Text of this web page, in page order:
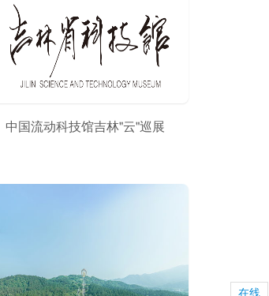
中国流动科技馆吉林"云"巡展
在线